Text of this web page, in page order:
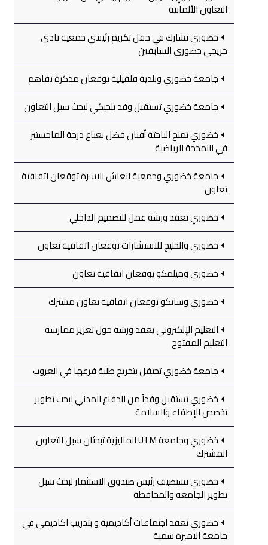
التعاون الألمانية
خضوري تشارك في حفل تكريم رئيسي جمعية نادي
خريجي خضوري السابقين
جامعة خضوري وبلدية قلقيلية توقعان مذكرة تفاهم
جامعة خضوري تستقبل وفد بلجيكي لبحث سبل التعاون
خضوري تمنح الباحثة أفنان فضل بعباع درجة الماجستير
في النمذجة الرياضية
جامعة خضوري وجمعية انعاش الاسرة توقعان اتفاقية
تعاون
خضوري تعقد ورشة عمل للتصميم الداخلي
خضوري والخليج للاستشارات توقعان اتفاقية تعاون
خضوري وميلمكو يوقعان اتفاقية تعاون
خضوري وساتكو توقعان اتفاقية تعاون مشترك
التعليم الإلكتروني يعقد ورشة حول تعزيز ممارسة
التعليم المفتوح
جامعة خضوري تحتفل بتخريج طلبة فرعها في العروب
خضوري تستقبل وفداً من الدفاع المدني لبحث تطوير
تخصص الإطفاء والسلامة
خضوري وجامعة UTM الماليزية تبحثان سبل التعاون
المشترك
خضوري تستضيف رئيس صندوق الاستثمار لبحث سبل
تطوير الجامعة والمحافظة
خضوري تعقد اجتماعات أكاديمية و بتدريب اكاديمي في
جامعة الاميرة سمية